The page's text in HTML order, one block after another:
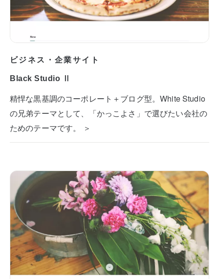
ビジネス・企業サイト
Black Studio Ⅱ
精悍な黒基調のコーポレート＋ブログ型。White Studio
の兄弟テーマとして、「かっこよさ」で選びたい会社の
ためのテーマです。 ＞